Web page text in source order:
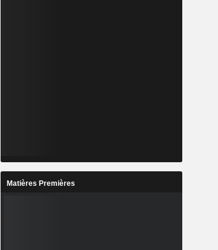
Matières Premières